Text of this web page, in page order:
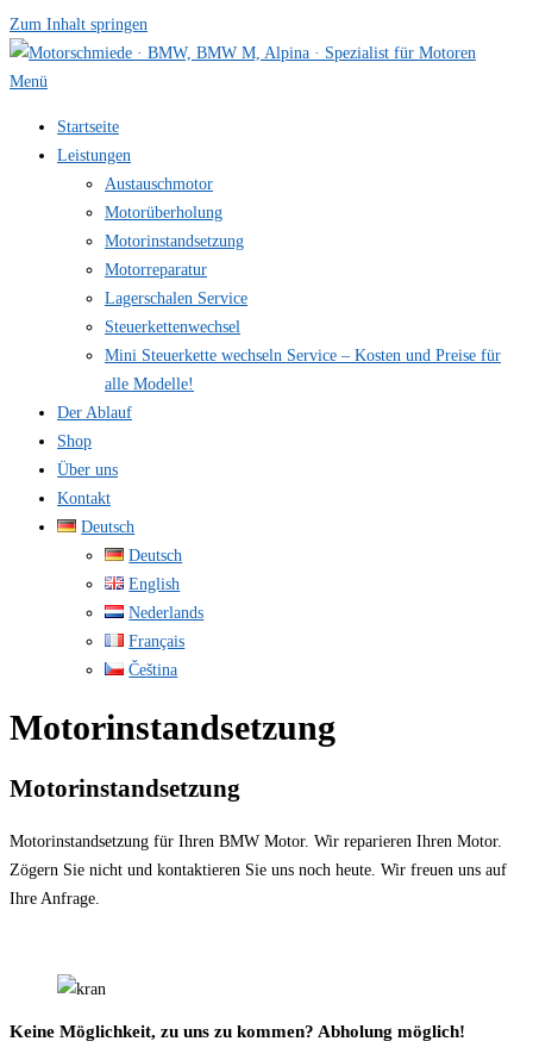
Zum Inhalt springen
Menü
Startseite
Leistungen
Austauschmotor
Motorüberholung
Motorinstandsetzung
Motorreparatur
Lagerschalen Service
Steuerkettenwechsel
Mini Steuer­kette wechseln Service – Kosten und Preise für
alle Modelle!
Der Ablauf
Shop
Über uns
Kontakt
Deutsch
Deutsch
English
Nederlands
Français
Čeština
Motorinstandsetzung
Motorinstandsetzung
Motorinstandsetzung für Ihren BMW Motor. Wir reparieren Ihren Motor.
Zögern Sie nicht und kontaktieren Sie uns noch heute. Wir freuen uns auf
Ihre Anfrage.
Keine Möglichkeit, zu uns zu kommen? Abholung möglich!